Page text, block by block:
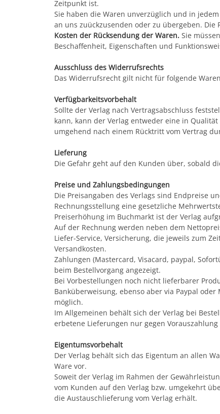
Zeitpunkt ist.
Sie haben die Waren unverzüglich und in
an uns zuückzusenden oder zu übergeben.
Kosten der Rücksendung der Waren. Sie
Beschaffenheit, Eigenschaften und
Ausschluss des Widerrufsrechts
Das Widerrufsrecht gilt nicht für folgende
Verfügbarkeitsvorbehalt
Sollte der Verlag nach Vertragsabschluss
kann, kann der Verlag entweder eine in
umgehend nach einem Rücktritt vom Vertrag
Lieferung
Die Gefahr geht auf den Kunden über, sobald
Preise und Zahlungsbedingungen
Die Preisangaben des Verlags sind Endpreise
Rechnungsstellung eine gesetzliche
Preiserhöhung im Buchmarkt ist der Verlag
Auf der Rechnung werden neben dem
Liefer-Service, Versicherung, die jeweils zum
Versandkosten.
Zahlungen (Mastercard, Visacard, paypal,
beim Bestellvorgang angezeigt.
Bei Vorbestellungen noch nicht lieferbarer
Banküberweisung, ebenso aber via Paypal
möglich.
Im Allgemeinen behält sich der Verlag bei
erbetene Lieferungen nur gegen
Eigentumsvorbehalt
Der Verlag behält sich das Eigentum an allen
Ware vor.
Soweit der Verlag im Rahmen der
vom Kunden auf den Verlag bzw. umgekehrt
die Austauschlieferung vom Verlag erhält.